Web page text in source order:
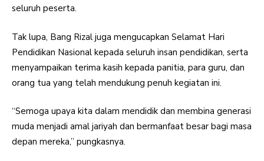
seluruh peserta.
Tak lupa, Bang Rizal juga mengucapkan Selamat Hari
Pendidikan Nasional kepada seluruh insan pendidikan, serta
menyampaikan terima kasih kepada panitia, para guru, dan
orang tua yang telah mendukung penuh kegiatan ini.
“Semoga upaya kita dalam mendidik dan membina generasi
muda menjadi amal jariyah dan bermanfaat besar bagi masa
depan mereka,” pungkasnya.